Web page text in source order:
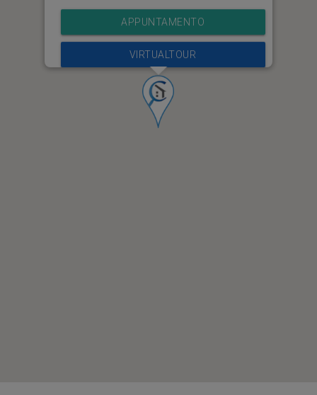
APPUNTAMENTO
VIRTUALTOUR